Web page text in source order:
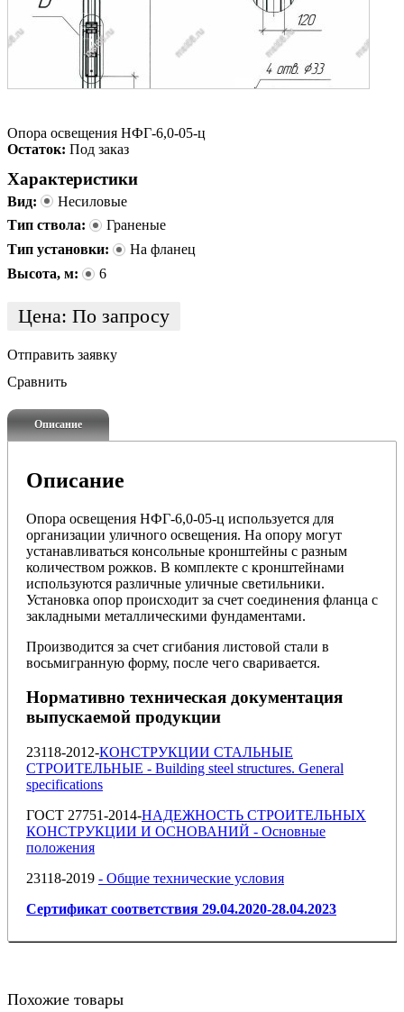
Опора освещения НФГ-6,0-05-ц
Остаток: Под заказ
Характеристики
Вид:
Несиловые
Тип ствола:
Граненые
Тип установки:
На фланец
Высота, м:
6
Цена: По запросу
Отправить заявку
Сравнить
Описание
Описание
Опора освещения НФГ-6,0-05-ц используется для
организации уличного освещения. На опору могут
устанавливаться консольные кронштейны с разным
количеством рожков. В комплекте с кронштейнами
используются различные уличные светильники.
Установка опор происходит за счет соединения фланца с
закладными металлическими фундаментами.
Производится за счет сгибания листовой стали в
восьмигранную форму, после чего сваривается.
Нормативно техническая документация
выпускаемой продукции
23118-2012-КОНСТРУКЦИИ СТАЛЬНЫЕ
СТРОИТЕЛЬНЫЕ - Building steel structures. General
specifications
ГОСТ 27751-2014-НАДЕЖНОСТЬ СТРОИТЕЛЬНЫХ
КОНСТРУКЦИИ И ОСНОВАНИЙ - Основные
положения
23118-2019 - Общие технические условия
Сертификат соответствия 29.04.2020-28.04.2023
Похожие товары